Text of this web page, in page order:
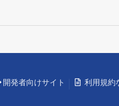
開発者向けサイト 利用規約